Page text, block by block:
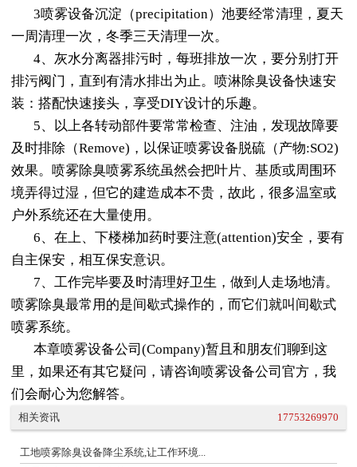
3喷雾设备沉淀（precipitation）池要经常清理，夏天
一周清理一次，冬季三天清理一次。
4、灰水分离器排污时，每班排放一次，要分别打开
排污阀门，直到有清水排出为止。喷淋除臭设备快速安
装：搭配快速接头，享受DIY设计的乐趣。
5、以上各转动部件要常常检查、注油，发现故障要
及时排除（Remove)，以保证喷雾设备脱硫（产物:SO2)
效果。喷雾除臭喷雾系统虽然会把叶片、基质或周围环
境弄得过湿，但它的建造成本不贵，故此，很多温室或
户外系统还在大量使用。
6、在上、下楼梯加药时要注意(attention)安全，要有
自主保安，相互保安意识。
7、工作完毕要及时清理好卫生，做到人走场地清。
喷雾除臭最常用的是间歇式操作的，而它们就叫间歇式
喷雾系统。
本章喷雾设备公司(Company)暂且和朋友们聊到这
里，如果还有其它疑问，请咨询喷雾设备公司官方，我
们会耐心为您解答。
相关资讯 17753269970
工地喷雾除臭设备降尘系统,让工作环境...